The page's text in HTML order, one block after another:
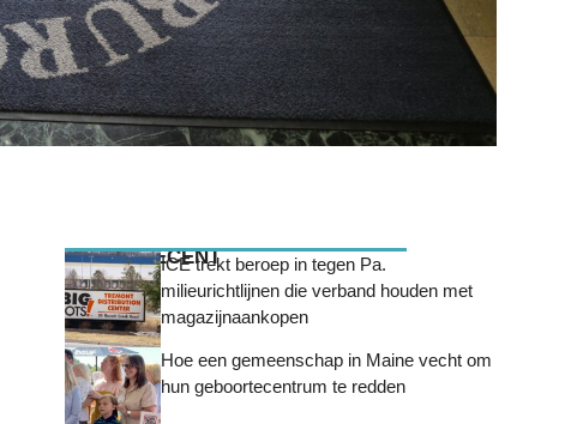
MEEST RECENTICE trekt beroep in tegen Pa.
milieurichtlijnen die verband houden met
magazijnaankopen
Hoe een gemeenschap in Maine vecht om
hun geboortecentrum te redden